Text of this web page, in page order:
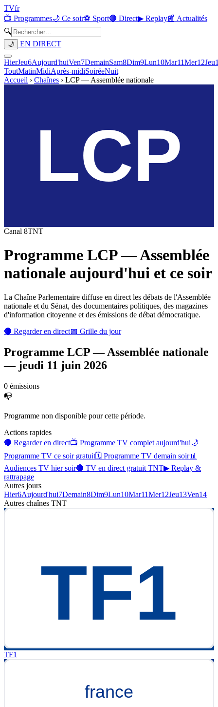
TVfr
📺 Programmes🌙 Ce soir⚽ Sport🔴 Direct▶ Replay📰 Actualités
🔍
🌙 EN DIRECT
HierJeu6Aujourd'huiVen7DemainSam8Dim9Lun10Mar11Mer12Jeu
ToutMatinMidiAprès-midiSoiréeNuit
Accueil › Chaînes › LCP — Assemblée nationale
Canal 8TNT
Programme LCP — Assemblée
nationale aujourd'hui et ce soir
La Chaîne Parlementaire diffuse en direct les débats de l'Assemblée
nationale et du Sénat, des documentaires politiques, des magazines
d'information citoyenne et des émissions de débat démocratique.
🔴 Regarder en direct📅 Grille du jour
Programme LCP — Assemblée nationale
— jeudi 11 juin 2026
0 émissions
📭
Programme non disponible pour cette période.
Actions rapides
🔴 Regarder en direct📺 Programme TV complet aujourd'hui🌙
Programme TV ce soir gratuit🗓 Programme TV demain soir📊
Audiences TV hier soir🔴 TV en direct gratuit TNT▶ Replay &
rattrapage
Autres jours
Hier6Aujourd'hui7Demain8Dim9Lun10Mar11Mer12Jeu13Ven14
Autres chaînes TNT
TF1